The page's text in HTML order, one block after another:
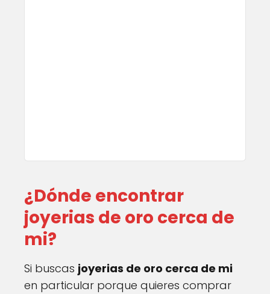
¿Dónde encontrar
joyerias de oro cerca de
mi?
Si buscas joyerias de oro cerca de mi
en particular porque quieres comprar